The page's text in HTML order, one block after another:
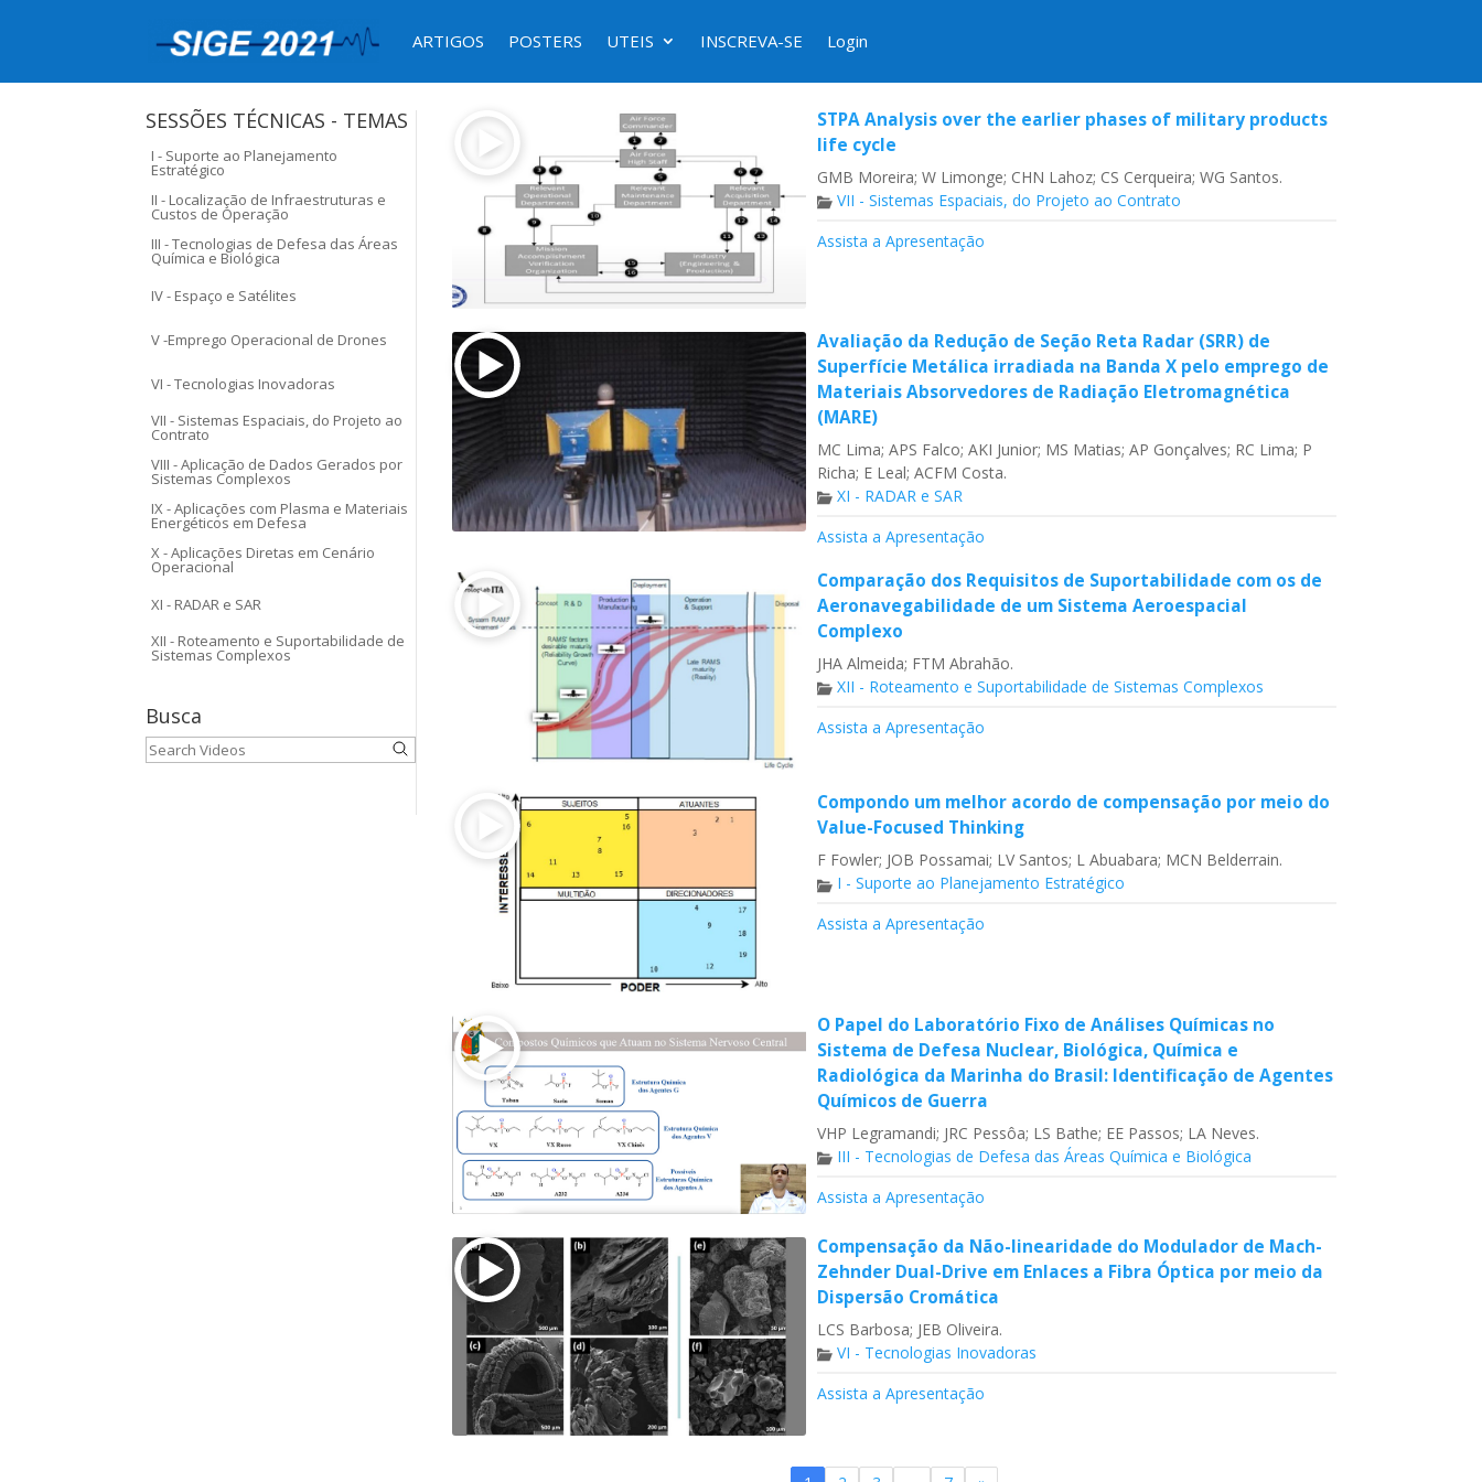
ARTIGOS POSTERS UTEIS INSCREVA-SE Login
SESSÕES TÉCNICAS - TEMAS
I - Suporte ao Planejamento
Estratégico
II - Localização de Infraestruturas e
Custos de Operação
III - Tecnologias de Defesa das Áreas
Química e Biológica
IV - Espaço e Satélites
V -Emprego Operacional de Drones
VI - Tecnologias Inovadoras
VII - Sistemas Espaciais, do Projeto ao
Contrato
VIII - Aplicação de Dados Gerados por
Sistemas Complexos
IX - Aplicações com Plasma e Materiais
Energéticos em Defesa
X - Aplicações Diretas em Cenário
Operacional
XI - RADAR e SAR
XII - Roteamento e Suportabilidade de
Sistemas Complexos
Busca
STPA Analysis over the earlier phases of military products
life cycle
GMB Moreira; W Limonge; CHN Lahoz; CS Cerqueira; WG Santos.
VII - Sistemas Espaciais, do Projeto ao Contrato
Assista a Apresentação
Avaliação da Redução de Seção Reta Radar (SRR) de
Superfície Metálica irradiada na Banda X pelo emprego de
Materiais Absorvedores de Radiação Eletromagnética
(MARE)
MC Lima; APS Falco; AKI Junior; MS Matias; AP Gonçalves; RC Lima; P
Richa; E Leal; ACFM Costa.
XI - RADAR e SAR
Assista a Apresentação
Comparação dos Requisitos de Suportabilidade com os de
Aeronavegabilidade de um Sistema Aeroespacial
Complexo
JHA Almeida; FTM Abrahão.
XII - Roteamento e Suportabilidade de Sistemas Complexos
Assista a Apresentação
Compondo um melhor acordo de compensação por meio do
Value-Focused Thinking
F Fowler; JOB Possamai; LV Santos; L Abuabara; MCN Belderrain.
I - Suporte ao Planejamento Estratégico
Assista a Apresentação
O Papel do Laboratório Fixo de Análises Químicas no
Sistema de Defesa Nuclear, Biológica, Química e
Radiológica da Marinha do Brasil: Identificação de Agentes
Químicos de Guerra
VHP Legramandi; JRC Pessôa; LS Bathe; EE Passos; LA Neves.
III - Tecnologias de Defesa das Áreas Química e Biológica
Assista a Apresentação
Compensação da Não-linearidade do Modulador de Mach-
Zehnder Dual-Drive em Enlaces a Fibra Óptica por meio da
Dispersão Cromática
LCS Barbosa; JEB Oliveira.
VI - Tecnologias Inovadoras
Assista a Apresentação